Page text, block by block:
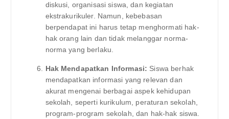
diskusi, organisasi siswa, dan kegiatan
ekstrakurikuler. Namun, kebebasan
berpendapat ini harus tetap menghormati hak-
hak orang lain dan tidak melanggar norma-
norma yang berlaku.
Hak Mendapatkan Informasi: Siswa berhak
mendapatkan informasi yang relevan dan
akurat mengenai berbagai aspek kehidupan
sekolah, seperti kurikulum, peraturan sekolah,
program-program sekolah, dan hak-hak siswa.